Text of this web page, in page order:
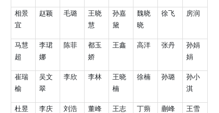
相景
宜
赵颖 毛璐
王晓
慧
孙嘉
黛
魏晓
晓
徐飞 房润
马慧
超
李珺
娜
陈菲
都玉
娇
王鑫 高洋 张丹
孙娟
娟
崔瑞
榆
吴文
翠
李欣 李林
王晓
楠
徐楠 孙璐
孙小
淇
杜昱
李庆
刘浩
董峰
王志
丁蒴 蒯峰
王雪